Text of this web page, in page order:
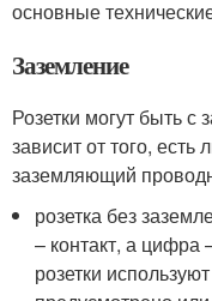
основные
Заземление
Розетки могут быть
зависит от того,
заземляющий
розетка без
– контакт, а цифра
розетки